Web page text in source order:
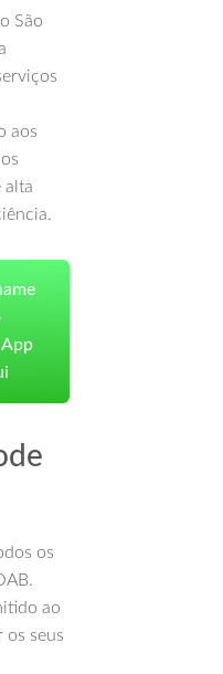
São
aos
alta
os
ao
seus